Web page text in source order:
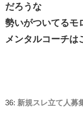
だろうな
勢いがついてるモ
メンタルコーチは
36: 新規スレ立て人